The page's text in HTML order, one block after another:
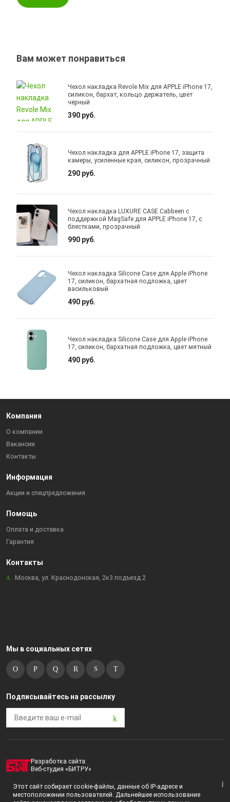
Вам может понравиться
Чехол накладка Revole Mix для APPLE iPhone 17,
силикон, бархат, кольцо держатель, цвет
черный
390 руб.
Чехол накладка для APPLE iPhone 17, защита
камеры, усиленные края, силикон, прозрачный
290 руб.
Чехол накладка LUXURE CASE Cabbeen с
поддержкой MagSafe для APPLE iPhone 17, с
блестками, прозрачный
990 руб.
Чехол накладка Silicone Case для Apple iPhone
17, силикон, бархатная подложка, цвет
васильковый
490 руб.
Чехол накладка Silicone Case для Apple iPhone
17, силикон, бархатная подложка, цвет мятный
490 руб.
Компания
О компании
Вакансии
Контакты
Информация
Акции и спецпредложения
Помощь
Оплата и доставка
Гарантия
Контакты
Москва, ул. Краснодонская, 2к3 подъезд 2
Мы в социальных сетях
Подписывайтесь на рассылку
Разработка сайта:
Веб-студия «БИТРУ»
2023 © i-market |
Пользовательское соглашение
Политика конфиденциальности
Этот сайт собирает cookie-файлы, данные об IP-адресе и
местоположении пользователей. Дальнейшее использование